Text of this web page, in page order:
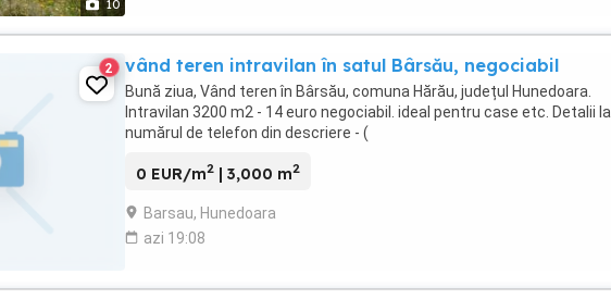
10
2 vând teren intravilan în satul Bârsău, negociabil
Bună ziua, Vând teren în Bârsău, comuna Hărău, județul Hunedoara.
Intravilan 3200 m2 - 14 euro negociabil. ideal pentru case etc. Detalii la
numărul de telefon din descriere - (
0 EUR/m2 | 3,000 m2
Barsau, Hunedoara
azi 19:08